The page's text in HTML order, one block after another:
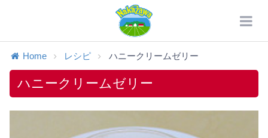
Home レシピ ハニークリームゼリー
ハニークリームゼリー